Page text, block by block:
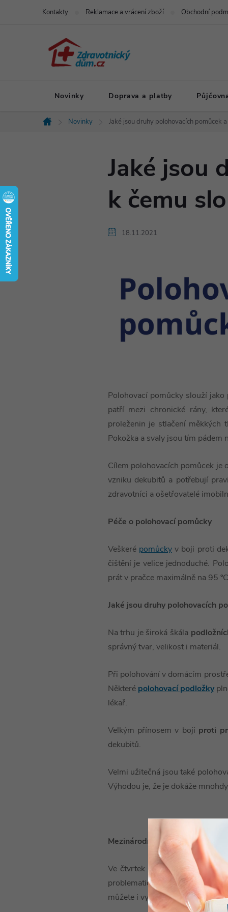
Kontakty Reklamace a vrácení zboží Obchodní
Novinky Doprava a platby
Domů
Novinky Jaké jsou druhy polohovacích pomůcek
Jaké jsou
k čemu
18.11.2021
Polohovací pomůcky slouží jako
patří mezi chronické rány,
proleženin je stlačení měkkých
Pokožka a svaly jsou tím pádem
Cílem polohovacích pomůcek je
vzniku dekubitů a potřebují
zdravotníci a ošetřovatelé
Péče o polohovací pomůcky
Veškeré pomůckyv boji proti
čištění je velice jednoduché.
prát v pračce maximálně na 95
Jaké jsou druhy polohovacích
Na trhu je široká škála
správný tvar, velikost i materiál.
Při polohování v domácím
Některé polohovací podložky
lékař.
Velkým přínosem v boji proti
dekubitů.
Velmi užitečná jsou také
Výhodou je, že je dokáže
Mezinárodní den STOP
Ve čtvrtek 18. listopadu 2021
problematice dekubitů,
můžete i vy!